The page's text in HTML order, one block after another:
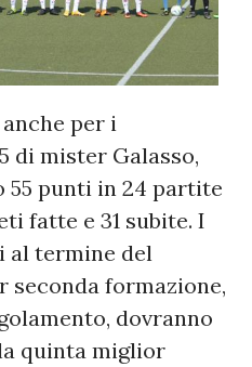
per i
di mister Galasso,
55 punti in 24 partite
fatte e 31 subite. I
al termine del
seconda formazione,
dovranno
quinta miglior